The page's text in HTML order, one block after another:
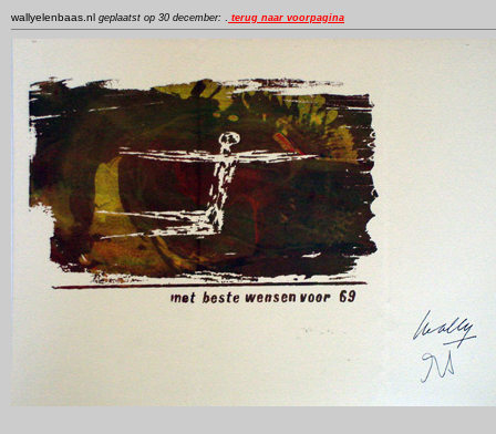
wallyelenbaas.nl geplaatst op 30 december: . terug naar voorpagina